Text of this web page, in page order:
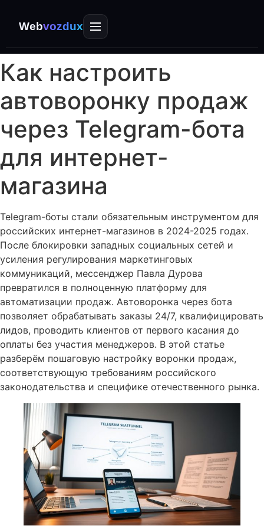
Webvozdux
Как настроить
автоворонку продаж
через Telegram-бота
для интернет-
магазина
Telegram-боты стали обязательным инструментом для
российских интернет-магазинов в 2024-2025 годах.
После блокировки западных социальных сетей и
усиления регулирования маркетинговых
коммуникаций, мессенджер Павла Дурова
превратился в полноценную платформу для
автоматизации продаж. Автоворонка через бота
позволяет обрабатывать заказы 24/7, квалифицировать
лидов, проводить клиентов от первого касания до
оплаты без участия менеджеров. В этой статье
разберём пошаговую настройку воронки продаж,
соответствующую требованиям российского
законодательства и специфике отечественного рынка.